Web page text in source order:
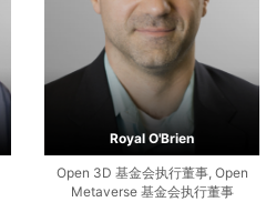
Royal O'Brien
Open 3D 基金会执行董事, Open
Metaverse 基金会执行董事